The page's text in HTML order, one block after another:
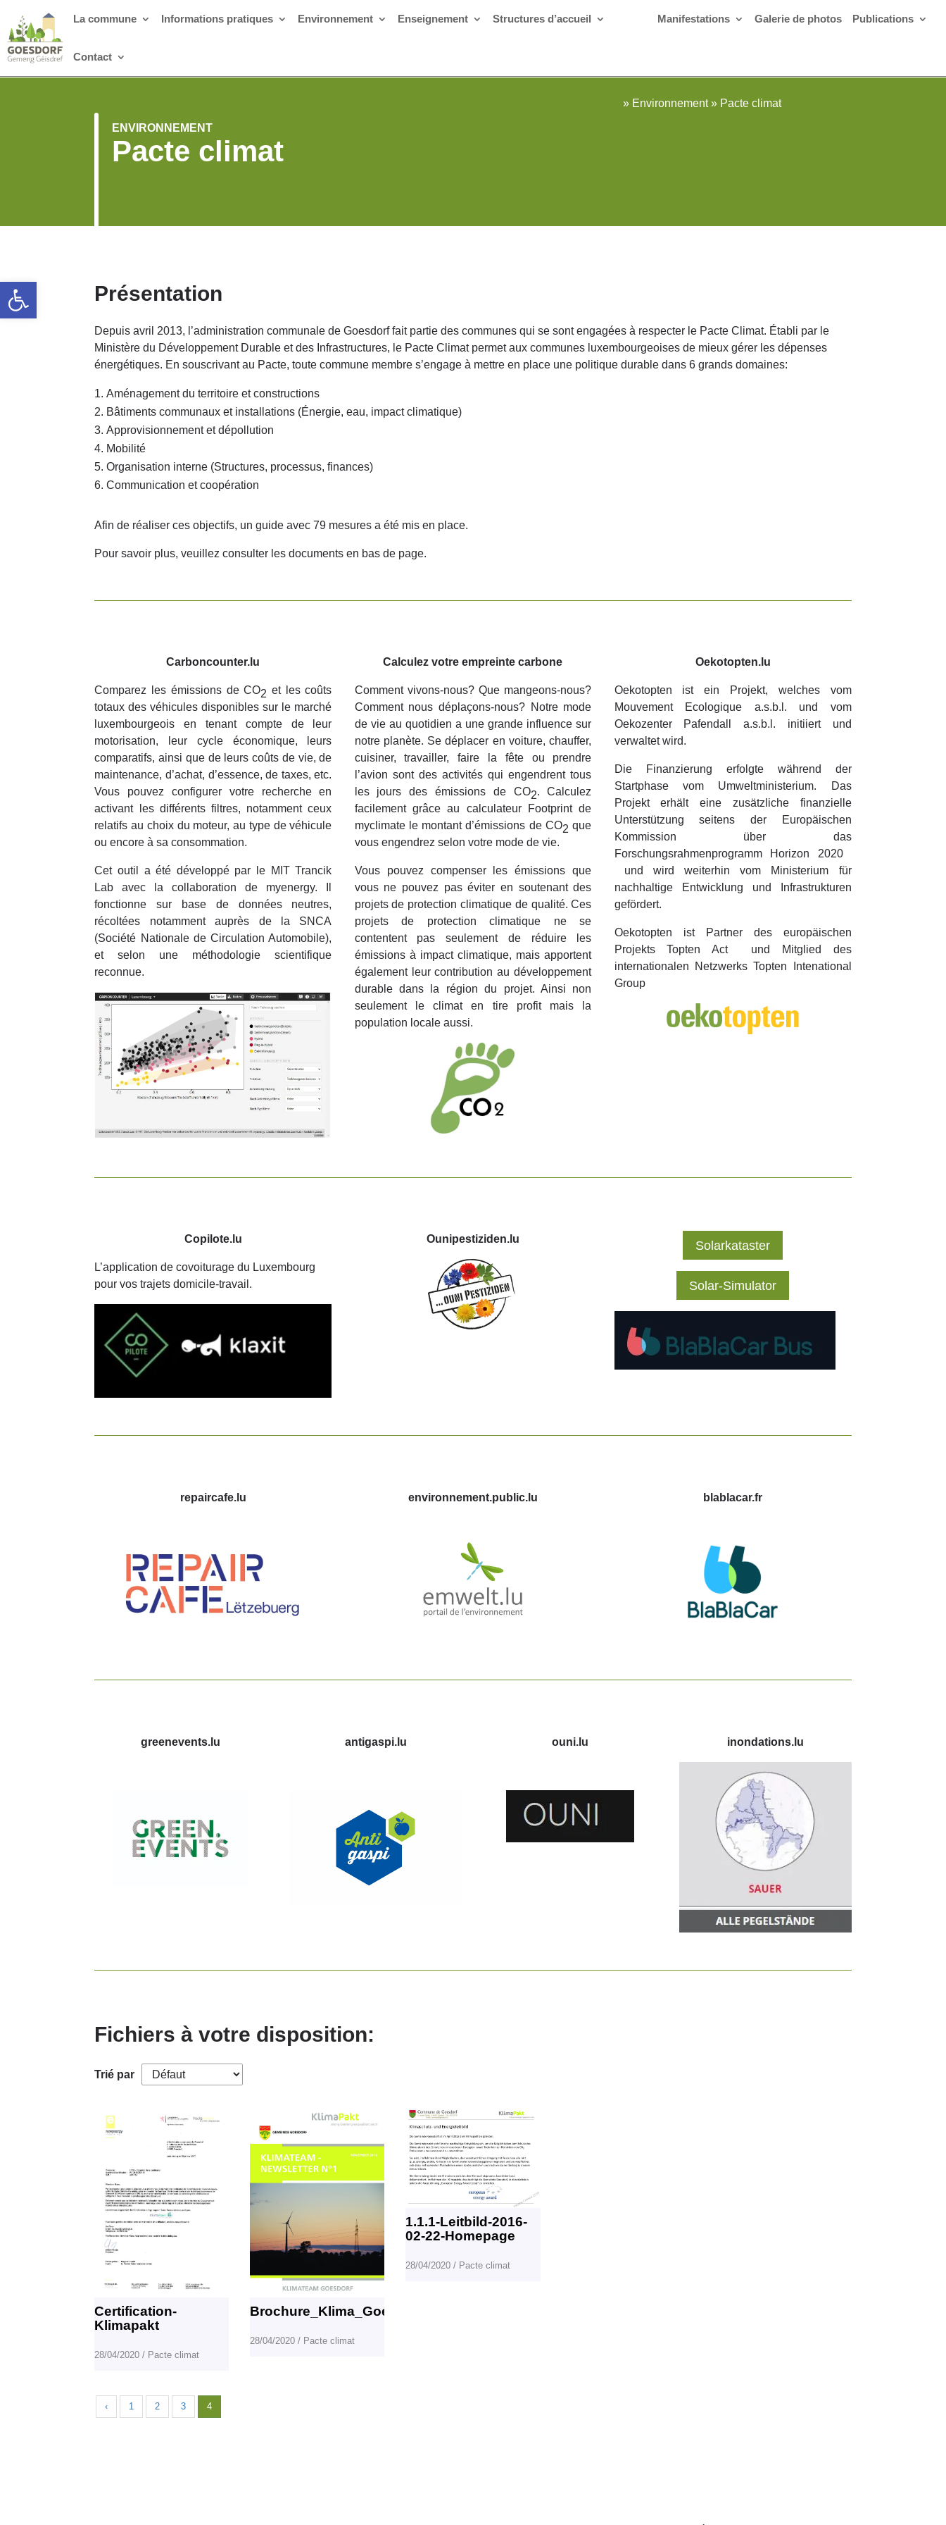
La commune Informations pratiques Environnement Enseignement Structures d’accueil Manifestations Galerie de photos Publications
Contact
ENVIRONNEMENT
Pacte climat
» Environnement » Pacte climat
Présentation
Depuis avril 2013, l’administration communale de Goesdorf fait partie des communes qui se sont engagées à respecter le Pacte Climat. Établi par le
Ministère du Développement Durable et des Infrastructures, le Pacte Climat permet aux communes luxembourgeoises de mieux gérer les dépenses
énergétiques. En souscrivant au Pacte, toute commune membre s’engage à mettre en place une politique durable dans 6 grands domaines:
Aménagement du territoire et constructions
Bâtiments communaux et installations (Énergie, eau, impact climatique)
Approvisionnement et dépollution
Mobilité
Organisation interne (Structures, processus, finances)
Communication et coopération
Afin de réaliser ces objectifs, un guide avec 79 mesures a été mis en place.
Pour savoir plus, veuillez consulter les documents en bas de page.
Carboncounter.lu
Comparez les émissions de CO2 et les coûts
totaux des véhicules disponibles sur le marché
luxembourgeois en tenant compte de leur
motorisation, leur cycle économique, leurs
comparatifs, ainsi que de leurs coûts de vie, de
maintenance, d’achat, d’essence, de taxes, etc.
Vous pouvez configurer votre recherche en
activant les différents filtres, notamment ceux
relatifs au choix du moteur, au type de véhicule
ou encore à sa consommation.
Cet outil a été développé par le MIT Trancik
Lab avec la collaboration de myenergy. Il
fonctionne sur base de données neutres,
récoltées notamment auprès de la SNCA
(Société Nationale de Circulation Automobile),
et selon une méthodologie scientifique
reconnue.
Calculez votre empreinte carbone
Comment vivons-nous? Que mangeons-nous?
Comment nous déplaçons-nous? Notre mode
de vie au quotidien a une grande influence sur
notre planète. Se déplacer en voiture, chauffer,
cuisiner, travailler, faire la fête ou prendre
l’avion sont des activités qui engendrent tous
les jours des émissions de CO2. Calculez
facilement grâce au calculateur Footprint de
myclimate le montant d’émissions de CO2 que
vous engendrez selon votre mode de vie.
Vous pouvez compenser les émissions que
vous ne pouvez pas éviter en soutenant des
projets de protection climatique de qualité. Ces
projets de protection climatique ne se
contentent pas seulement de réduire les
émissions à impact climatique, mais apportent
également leur contribution au développement
durable dans la région du projet. Ainsi non
seulement le climat en tire profit mais la
population locale aussi.
Oekotopten.lu
Oekotopten ist ein Projekt, welches vom
Mouvement Ecologique a.s.b.l. und vom
Oekozenter Pafendall a.s.b.l. initiiert und
verwaltet wird.
Die Finanzierung erfolgte während der
Startphase vom Umweltministerium. Das
Projekt erhält eine zusätzliche finanzielle
Unterstützung seitens der Europäischen
Kommission über das
Forschungsrahmenprogramm Horizon 2020
und wird weiterhin vom Ministerium für
nachhaltige Entwicklung und Infrastrukturen
gefördert.
Oekotopten ist Partner des europäischen
Projekts Topten Act
und Mitglied des
internationalen Netzwerks Topten Intenational
Group
Copilote.lu
L’application de covoiturage du Luxembourg
pour vos trajets domicile-travail.
Ounipestiziden.lu Solarkataster
Solar-Simulator
repaircafe.lu environnement.public.lu blablacar.fr
greenevents.lu antigaspi.lu ouni.lu inondations.lu
Fichiers à votre disposition:
Trié par
Certification-
Klimapakt
28/04/2020 / Pacte climat
Brochure_Klima_Goesdorf_2_oct161
28/04/2020 / Pacte climat
1.1.1-Leitbild-2016-
02-22-Homepage
28/04/2020 / Pacte climat
‹ 1 2 3 4
Ouvrir la barre d’outils